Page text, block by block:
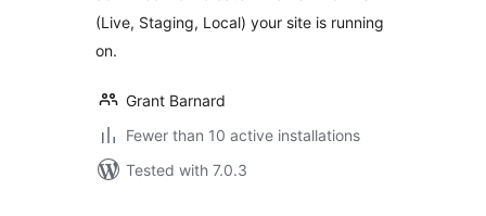
(Live, Staging, Local) your site is running
on.
Grant Barnard
Fewer than 10 active installations
Tested with 7.0.3